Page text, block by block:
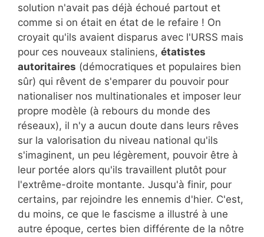
solution n'avait pas déjà échoué partout et
comme si on était en état de le refaire ! On
croyait qu'ils avaient disparus avec l'URSS mais
pour ces nouveaux staliniens, étatistes
autoritaires (démocratiques et populaires bien
sûr) qui rêvent de s'emparer du pouvoir pour
nationaliser nos multinationales et imposer leur
propre modèle (à rebours du monde des
réseaux), il n'y a aucun doute dans leurs rêves
sur la valorisation du niveau national qu'ils
s'imaginent, un peu légèrement, pouvoir être à
leur portée alors qu'ils travaillent plutôt pour
l'extrême-droite montante. Jusqu'à finir, pour
certains, par rejoindre les ennemis d'hier. C'est,
du moins, ce que le fascisme a illustré à une
autre époque, certes bien différente de la nôtre